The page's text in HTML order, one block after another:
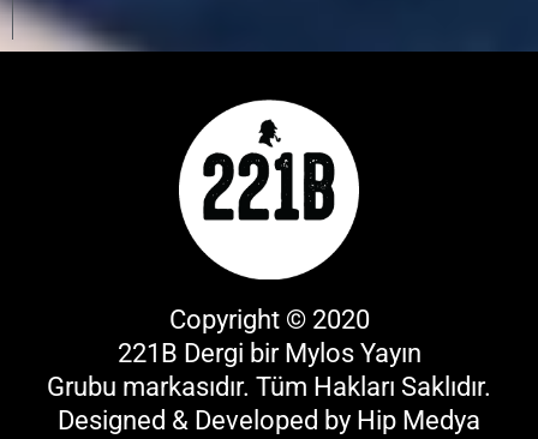
Copyright © 2020
221B Dergi bir Mylos Yayın
Grubu markasıdır. Tüm Hakları Saklıdır.
Designed & Developed by Hip Medya